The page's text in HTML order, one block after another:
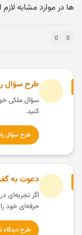
ها در موارد مشابه لازم
0
0
طرح سؤال
سؤال ملکی
کنید.
طرح سؤال
دعوت به
اگر تجربه‌ای
حرفه‌ای خود
طرح